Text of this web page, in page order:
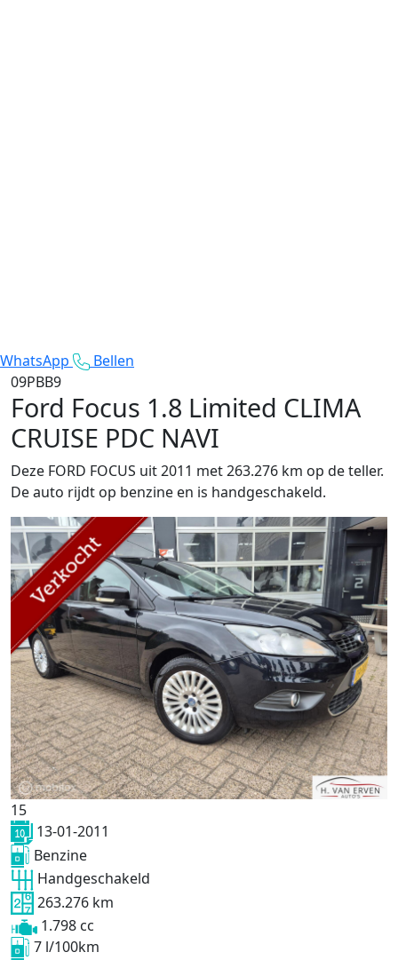
WhatsApp
Bellen
09PBB9
Ford Focus 1.8 Limited CLIMA
CRUISE PDC NAVI
Deze FORD FOCUS uit 2011 met 263.276 km op de teller.
De auto rijdt op benzine en is handgeschakeld.
15
13-01-2011
Benzine
Handgeschakeld
263.276 km
1.798 cc
7 l/100km